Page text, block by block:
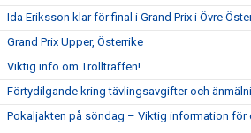
Ida Eriksson klar för final i Grand Prix i Övre
Grand Prix Upper, Österrike
Viktig info om Trollträffen!
Förtydilgande kring tävlingsavgifter och
Pokaljakten på söndag – Viktig information för